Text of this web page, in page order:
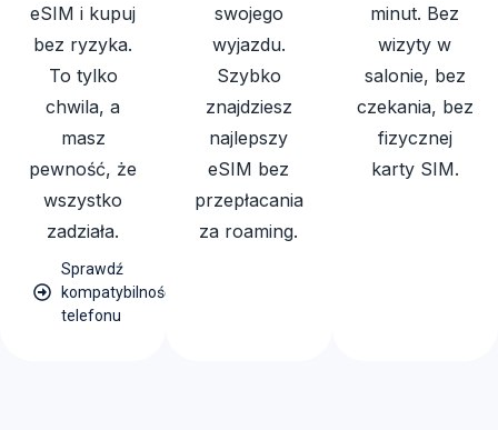
eSIM i kupuj
bez ryzyka.
To tylko
chwila, a
masz
pewność, że
wszystko
zadziała.
Sprawdź
kompatybilność
telefonu
swojego
wyjazdu.
Szybko
znajdziesz
najlepszy
eSIM bez
przepłacania
za roaming.
minut. Bez
wizyty w
salonie, bez
czekania, bez
fizycznej
karty SIM.